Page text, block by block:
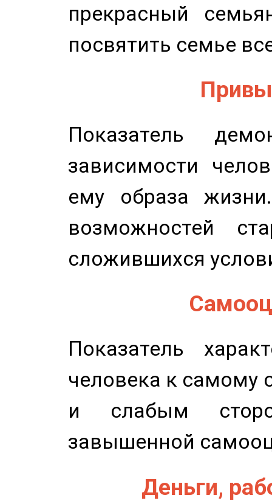
прекрасный
посвятить семье
Показатель
зависимости
ему образа
возможностей
сложившихся
Показатель
человека к самому
и слабым
завышенной
Деньги,